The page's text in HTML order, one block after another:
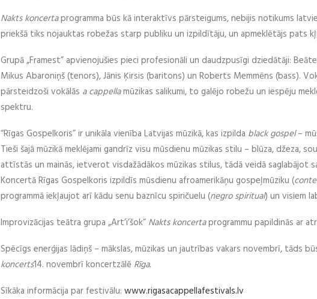
Nakts koncertaprogramma būs kā interaktīvs pārsteigums, nebijis notikums
priekšā tiks nojauktas robežas starp publiku un izpildītāju, un apmeklētājs pats
Grupā „Framest” apvienojušies pieci profesionāli un daudzpusīgi dziedātāji:
Mikus Abaroniņš (tenors), Jānis Ķirsis (baritons) un Roberts Memmēns (bass).
pārsteidzoši vokālās a cappellamūzikas salikumi, to galējo robežu un iespēju
spektru.
“Rīgas Gospelkoris” ir unikāla vienība Latvijas mūzikā, kas izpilda black gospel–
Tieši šajā mūzikā meklējami gandrīz visu mūsdienu mūzikas stilu – blūza, džeza,
attīstās un mainās, ietverot visdažādākos mūzikas stilus, tādā veidā saglabājot
Koncertā Rīgas Gospelkoris izpildīs mūsdienu afroamerikāņu gospeļmūziku (
programmā iekļaujot arī kādu senu baznīcu spiričuelu (negro spiritual) un visiem
Improvizācijas teātra grupa „Art’i’šok“ Nakts koncertaprogrammu papildinās ar
Spēcīgs enerģijas lādiņš – mākslas, mūzikas un jautrības vakars novembrī, tāds
koncerts14. novembrī koncertzālē Rīga.
Sīkāka informācija par festivālu: www.rigasacappellafestivals.lv